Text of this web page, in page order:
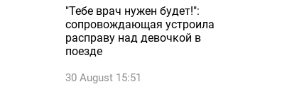
"Тебе врач нужен будет!":
сопровождающая устроила
расправу над девочкой в
поезде
30 August 15:51